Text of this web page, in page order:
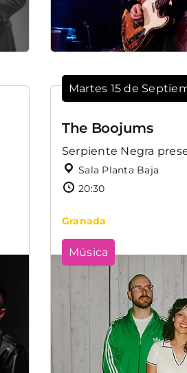
Martes 15 de
The Boojums
Serpiente Negra
Sala Planta Baja
20:30
Granada
Música